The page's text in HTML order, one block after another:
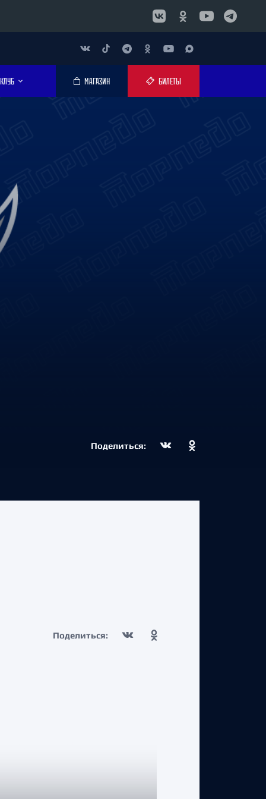
КЛУБ МАГАЗИН БИЛЕТЫ
Поделиться:
Поделиться: